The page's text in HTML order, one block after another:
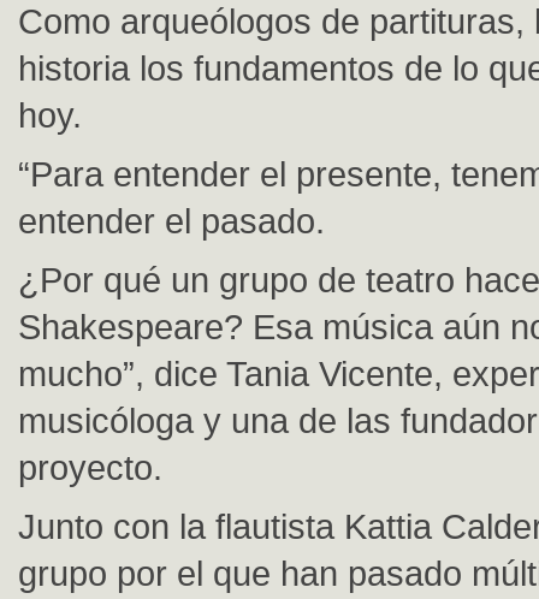
Como arqueólogos de partituras,
historia los fundamentos de lo
hoy.
“Para entender el presente,
entender el pasado.
¿Por qué un grupo de teatro
Shakespeare? Esa música aún
mucho”, dice Tania Vicente,
musicóloga y una de las
proyecto.
Junto con la flautista Kattia
grupo por el que han pasado